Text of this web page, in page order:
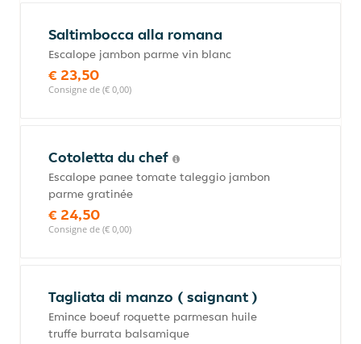
Saltimbocca alla romana
Escalope jambon parme vin blanc
€ 23,50
Consigne de (€ 0,00)
Cotoletta du chef
Escalope panee tomate taleggio jambon
parme gratinée
€ 24,50
Consigne de (€ 0,00)
Tagliata di manzo ( saignant )
Emince boeuf roquette parmesan huile
truffe burrata balsamique